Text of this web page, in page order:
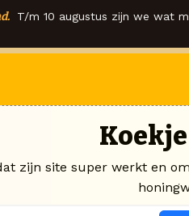
T/m 10 augustus zijn we wat
zijn site super werkt en